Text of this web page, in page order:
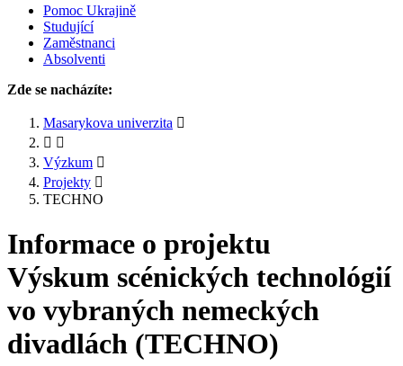
Pomoc Ukrajině
Studující
Zaměstnanci
Absolventi
Zde se nacházíte:
Masarykova univerzita
Výzkum
Projekty
TECHNO
Informace o projektu
Výskum scénických technológií
vo vybraných nemeckých
divadlách (TECHNO)